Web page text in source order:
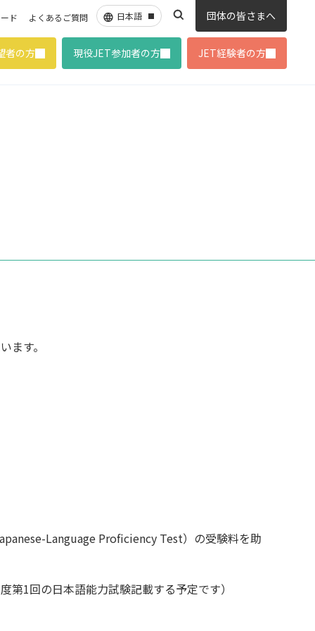
ド よくあるご質問 団体の皆さまへ
者の方 現役JET参加者の方 JET経験者の方
ます。
Language Proficiency Test）の受験料を助
1回の日本語能力試験記載する予定です）